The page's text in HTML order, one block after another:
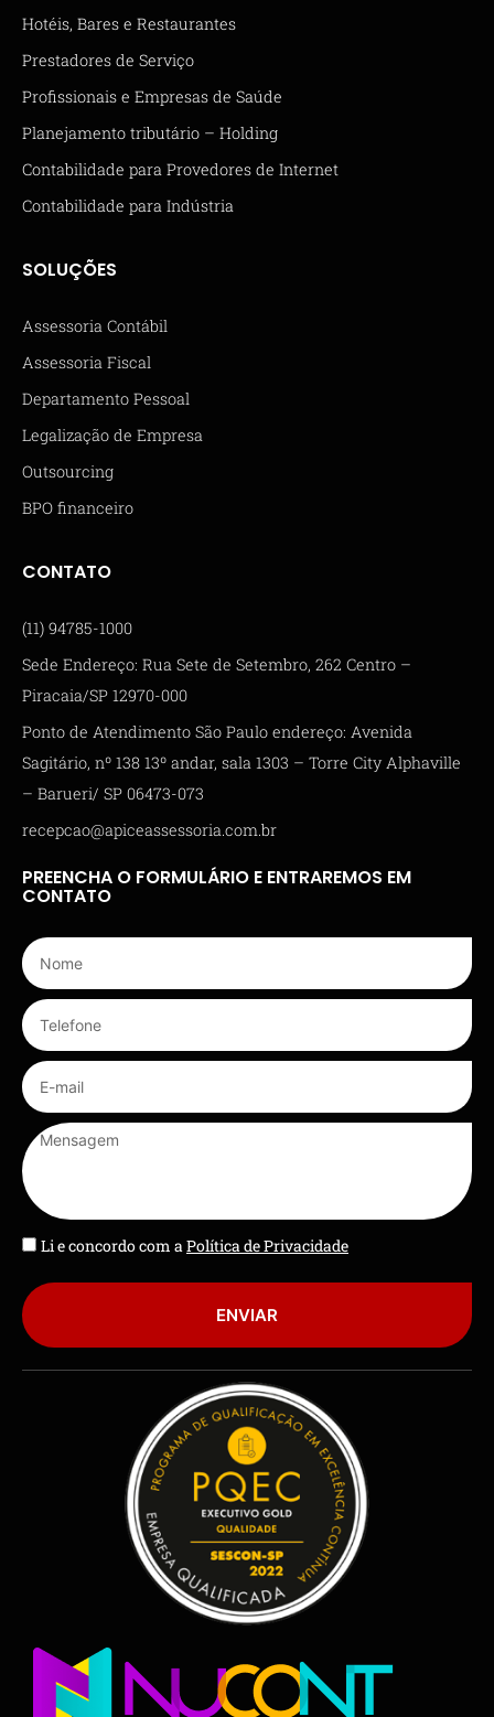
Hotéis, Bares e Restaurantes
Prestadores de Serviço
Profissionais e Empresas de Saúde
Planejamento tributário – Holding
Contabilidade para Provedores de Internet
Contabilidade para Indústria
SOLUÇÕES
Assessoria Contábil
Assessoria Fiscal
Departamento Pessoal
Legalização de Empresa
Outsourcing
BPO financeiro
CONTATO
(11) 94785-1000
Sede Endereço: Rua Sete de Setembro, 262 Centro –
Piracaia/SP 12970-000
Ponto de Atendimento São Paulo endereço: Avenida
Sagitário, nº 138 13º andar, sala 1303 – Torre City Alphaville
– Barueri/ SP 06473-073
recepcao@apiceassessoria.com.br
PREENCHA O FORMULÁRIO E ENTRAREMOS EM
CONTATO
Li e concordo com aPolítica de Privacidade
ENVIAR